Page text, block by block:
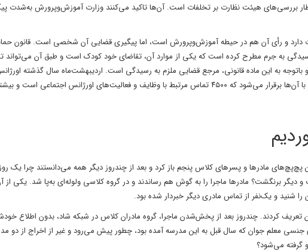
بررسی‌های هیئت نظارت بر تخلفات است. آن‌ها تاکید می‌کنند وزارت آموزش‌وپرورش به‌شدت
دارد و رأی آن هم در حیطه آموزش‌وپرورش است، اما پیگیری قضایی آن شخصی است. قانون
شروع رسیدگی به جرم مطرح کرده است که یکی از موارد آن، تقاضای خود کودک است و طبق آن می‌تواند
باتوجه به این ماده قانونی، مرجع قضایی ملزم به رسیدگی است. اردیبهشت‌ماه سال گذشته
کرد، هرماه به‌طور میانگین ۲۴ هزار تماس با آن‌ها برقرار می‌شود که ۴۵۰۰ تماس مرتبط با وظایف و فعالیت‌های
پچ‌پچ‌های مادرها و پسرهای کلاس پنجم باز کرد و بعد از چندروز دیگر همه می‌دانستند چرا یک
برنگشت؟ مادرها ماجرا را به گوش هم رساندند و در گروه کلاسی ولوله‌ای به‌پا شد. یکی از
شنید و یک‌نفر از تماس مادری دیگر خبردار شده بود.
تعریف کردند. چندروز بعد از پخش‌شدن ماجرا، گروه مادران کلاس در شبکه شاد، بدون اطلاع
معلم جوان که سال قبل به این مدرسه آمده بود، چطور پیش می‌رود و غیر از اخراج از دو
گرفته می‌شود؟